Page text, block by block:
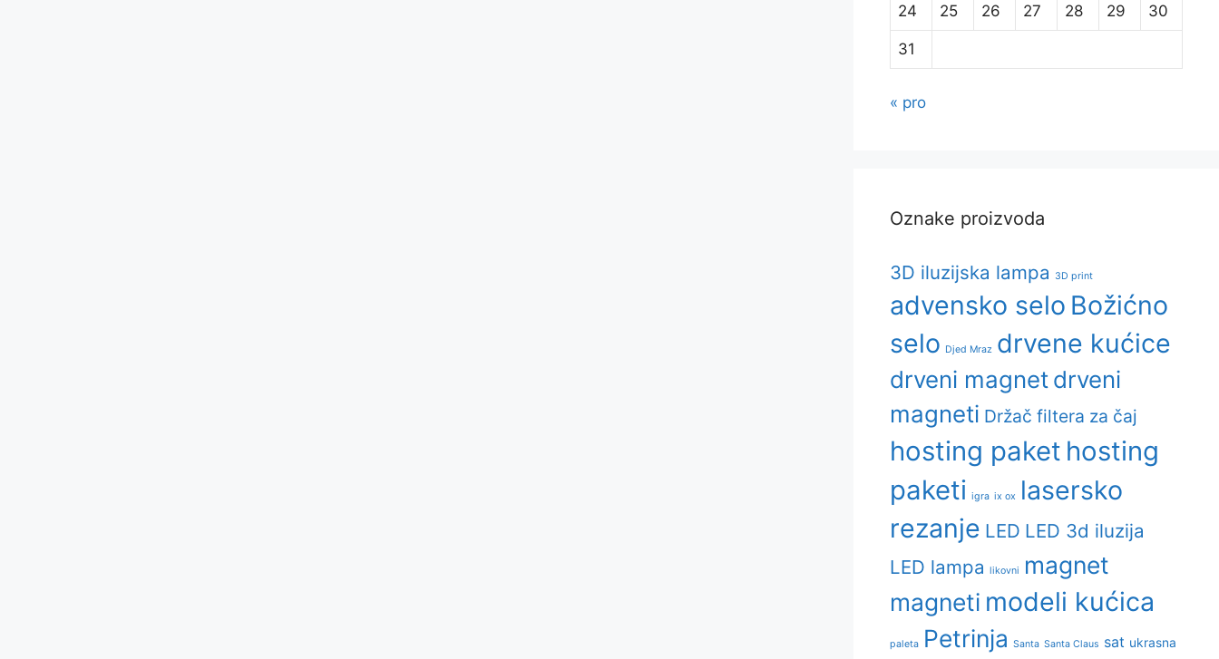
24 25 26 27 28 29 30
31
« pro
Oznake proizvoda
3D iluzijska lampa 3D print
advensko selo Božićno
selo Djed Mraz drvene kućice
drveni magnet drveni
magneti Držač filtera za čaj
hosting paket hosting
paketi igra ix ox
lasersko
rezanje LED LED 3d iluzija
LED lampa likovni
magnet
magneti modeli kućica
paleta Petrinja Santa Santa Claus sat ukrasna